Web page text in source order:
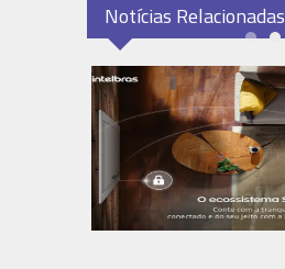
Notícias Relacionadas